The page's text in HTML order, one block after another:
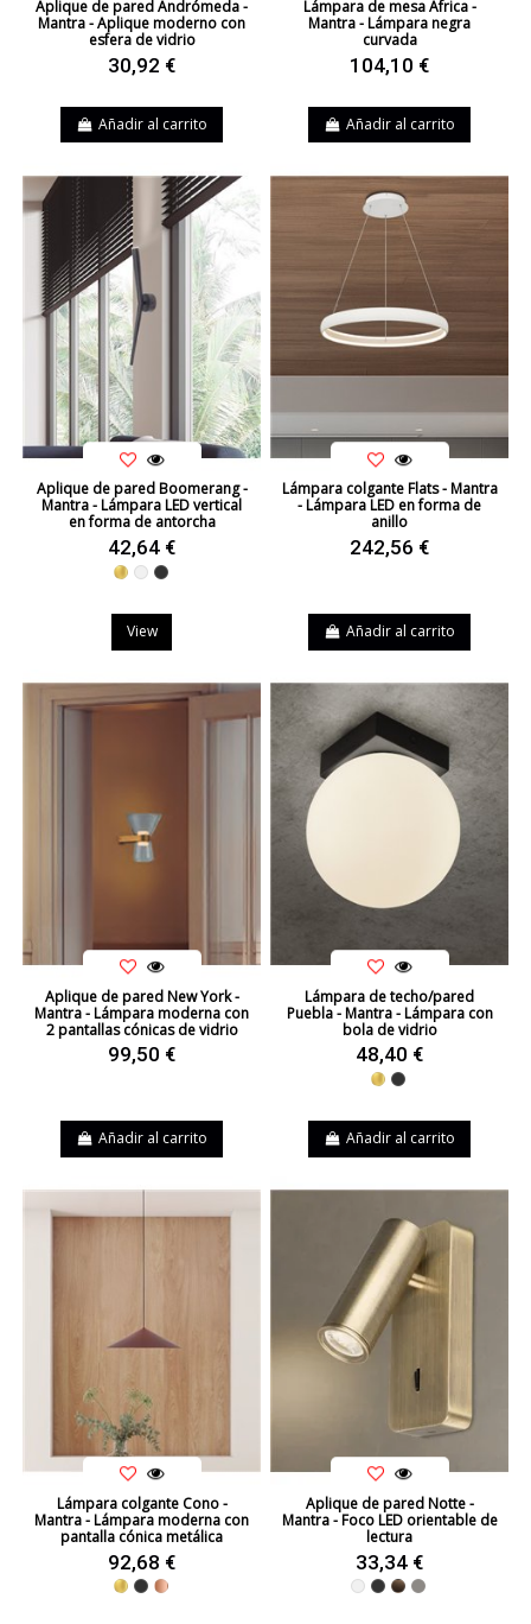
Aplique de pared Andrómeda -
Mantra - Aplique moderno con
esfera de vidrio
30,92 €
Añadir al carrito
Lámpara de mesa África -
Mantra - Lámpara negra
curvada
104,10 €
Añadir al carrito
Aplique de pared Boomerang -
Mantra - Lámpara LED vertical
en forma de antorcha
42,64 €
Dorado
BlancoNegro
View
Lámpara colgante Flats - Mantra
- Lámpara LED en forma de
anillo
242,56 €
Añadir al carrito
Aplique de pared New York -
Mantra - Lámpara moderna con
2 pantallas cónicas de vidrio
99,50 €
Añadir al carrito
Lámpara de techo/pared
Puebla - Mantra - Lámpara con
bola de vidrio
48,40 €
Dorado
Negro
Añadir al carrito
Lámpara colgante Cono -
Mantra - Lámpara moderna con
pantalla cónica metálica
92,68 €
Dorado
NegroCobre
Aplique de pared Notte -
Mantra - Foco LED orientable de
lectura
33,34 €
Blanco
Negro
CueroNíquel